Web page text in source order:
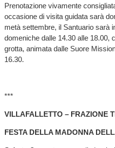
Prenotazione vivamente
occasione di visita guidata sarà
metà settembre, il Santuario sarà
domeniche dalle 14.30 alle 18.00,
grotta, animata dalle Suore
16.30.
***
VILLAFALLETTO – FRAZIONE
FESTA DELLA MADONNA